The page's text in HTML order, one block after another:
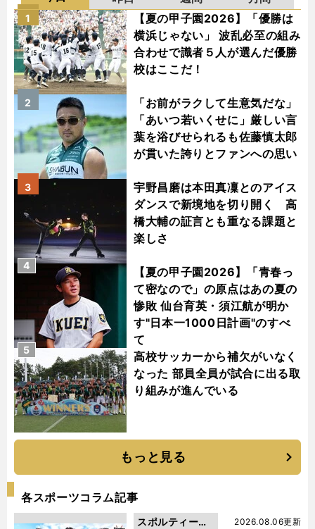
【夏の甲子園2026】「優勝は
横浜じゃない」 波乱必至の組み
合わせで識者５人が選んだ優勝
校はここだ！
1
「お前がラクして生意気だな」
「あいつ若いくせに」厳しい言
葉を浴びせられるも佐藤慎太郎
が貫いた誇りとファンへの思い
2
宇野昌磨は本田真凜とのアイス
ダンスで新境地を切り開く 高
橋大輔の証言とも重なる課題と
楽しさ
3
【夏の甲子園2026】「青春っ
て密なので」の原点はあの夏の
惨敗 仙台育英・須江航が明か
す"日本一1000日計画"のすべ
て
4
高校サッカーから補欠がいなく
なった 部員全員が試合に出る取
り組みが進んでいる
5
もっと見る
各スポーツコラム記事
2026.08.06更新
スポルティーバ